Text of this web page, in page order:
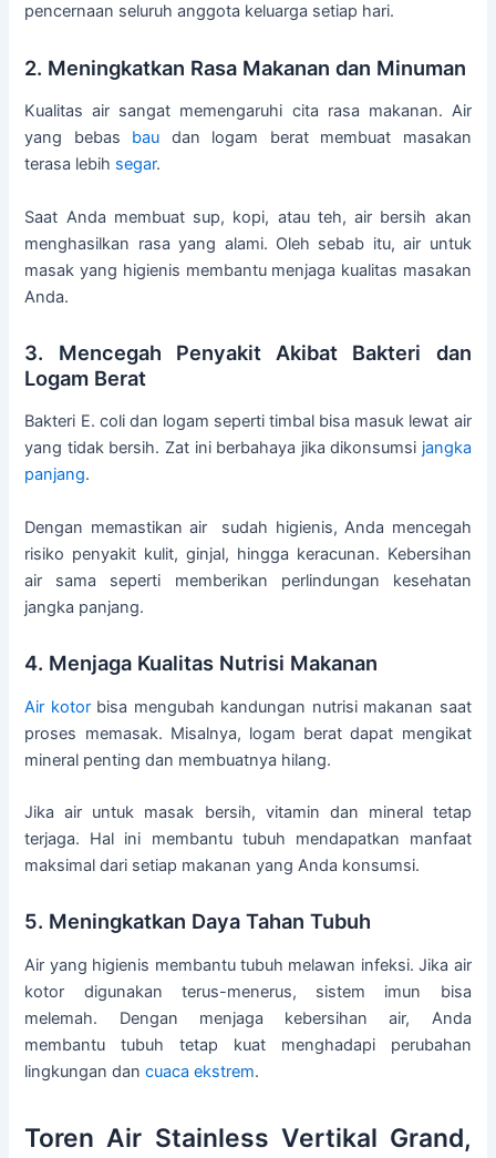
pencernaan seluruh anggota keluarga setiap hari.
2. Meningkatkan Rasa Makanan dan Minuman
Kualitas air sangat memengaruhi cita rasa makanan. Air
yang bebas bau dan logam berat membuat masakan
terasa lebih segar.
Saat Anda membuat sup, kopi, atau teh, air bersih akan
menghasilkan rasa yang alami. Oleh sebab itu, air untuk
masak yang higienis membantu menjaga kualitas masakan
Anda.
3. Mencegah Penyakit Akibat Bakteri dan
Logam Berat
Bakteri E. coli dan logam seperti timbal bisa masuk lewat air
yang tidak bersih. Zat ini berbahaya jika dikonsumsi jangka
panjang.
Dengan memastikan air sudah higienis, Anda mencegah
risiko penyakit kulit, ginjal, hingga keracunan. Kebersihan
air sama seperti memberikan perlindungan kesehatan
jangka panjang.
4. Menjaga Kualitas Nutrisi Makanan
Air kotorbisa mengubah kandungan nutrisi makanan saat
proses memasak. Misalnya, logam berat dapat mengikat
mineral penting dan membuatnya hilang.
Jika air untuk masak bersih, vitamin dan mineral tetap
terjaga. Hal ini membantu tubuh mendapatkan manfaat
maksimal dari setiap makanan yang Anda konsumsi.
5. Meningkatkan Daya Tahan Tubuh
Air yang higienis membantu tubuh melawan infeksi. Jika air
kotor digunakan terus-menerus, sistem imun bisa
melemah. Dengan menjaga kebersihan air, Anda
membantu tubuh tetap kuat menghadapi perubahan
lingkungan dancuaca ekstrem.
Toren Air Stainless Vertikal Grand,